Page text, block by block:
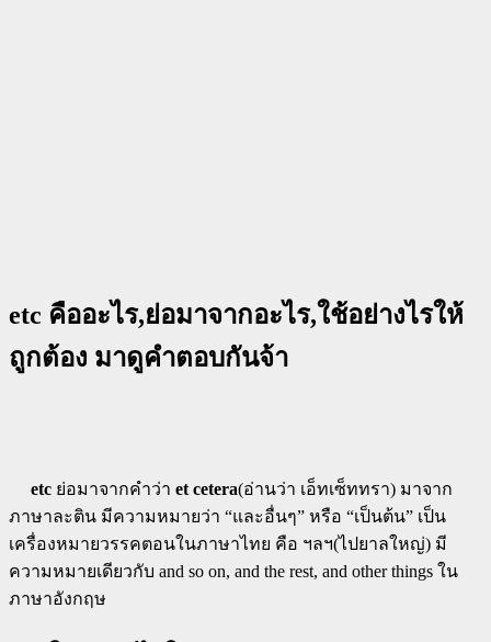
etc คืออะไร,ย่อมาจากอะไร,ใช้อย่างไรให้
ถูกต้อง มาดูคำตอบกันจ้า
etc ย่อมาจากคำว่า et cetera(อ่านว่า เอ็ทเซ็ททรา) มาจาก
ภาษาละติน มีความหมายว่า “และอื่นๆ” หรือ “เป็นต้น” เป็น
เครื่องหมายวรรคตอนในภาษาไทย คือ ฯลฯ(ไปยาลใหญ่) มี
ความหมายเดียวกับ and so on, and the rest, and other things ใน
ภาษาอังกฤษ